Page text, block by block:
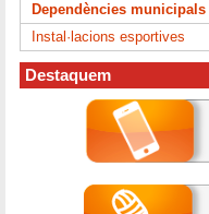
Dependències municipals
Instal·lacions esportives
Destaquem